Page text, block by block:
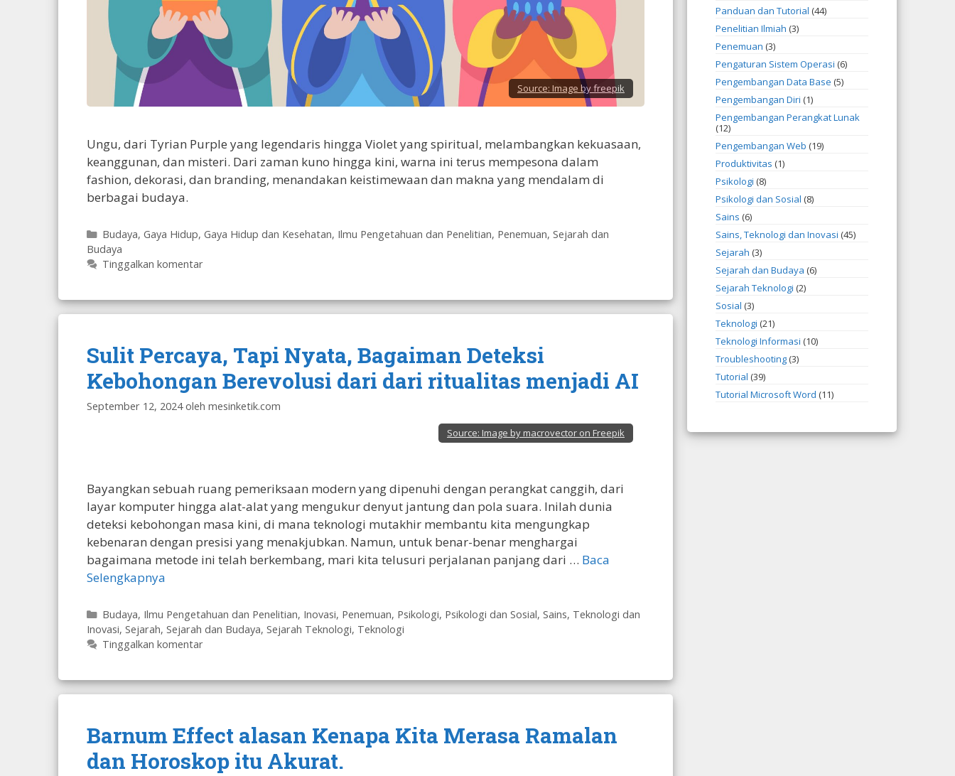
Source: Image by freepik
Ungu, dari Tyrian Purple yang legendaris hingga Violet yang spiritual, melambangkan kekuasaan,
keanggunan, dan misteri. Dari zaman kuno hingga kini, warna ini terus mempesona dalam
fashion, dekorasi, dan branding, menandakan keistimewaan dan makna yang mendalam di
berbagai budaya.
Kategori
Budaya, Gaya Hidup, Gaya Hidup dan Kesehatan, Ilmu Pengetahuan dan Penelitian, Penemuan, Sejarah dan
Budaya
Tinggalkan komentar
Sulit Percaya, Tapi Nyata, Bagaiman Deteksi
Kebohongan Berevolusi dari dari ritualitas menjadi AI
September 12, 2024 oleh mesinketik.com
Source: Image by macrovector on Freepik
Bayangkan sebuah ruang pemeriksaan modern yang dipenuhi dengan perangkat canggih, dari
layar komputer hingga alat-alat yang mengukur denyut jantung dan pola suara. Inilah dunia
deteksi kebohongan masa kini, di mana teknologi mutakhir membantu kita mengungkap
kebenaran dengan presisi yang menakjubkan. Namun, untuk benar-benar menghargai
bagaimana metode ini telah berkembang, mari kita telusuri perjalanan panjang dari … Baca
Selengkapnya
Kategori
Budaya, Ilmu Pengetahuan dan Penelitian, Inovasi, Penemuan, Psikologi, Psikologi dan Sosial, Sains, Teknologi dan
Inovasi, Sejarah, Sejarah dan Budaya, Sejarah Teknologi, Teknologi
Tinggalkan komentar
Barnum Effect alasan Kenapa Kita Merasa Ramalan
dan Horoskop itu Akurat.
Panduan dan Tutorial (44)
Penelitian Ilmiah (3)
Penemuan (3)
Pengaturan Sistem Operasi (6)
Pengembangan Data Base (5)
Pengembangan Diri (1)
Pengembangan Perangkat Lunak
(12)
Pengembangan Web (19)
Produktivitas (1)
Psikologi (8)
Psikologi dan Sosial (8)
Sains (6)
Sains, Teknologi dan Inovasi (45)
Sejarah (3)
Sejarah dan Budaya (6)
Sejarah Teknologi (2)
Sosial (3)
Teknologi (21)
Teknologi Informasi (10)
Troubleshooting (3)
Tutorial (39)
Tutorial Microsoft Word (11)